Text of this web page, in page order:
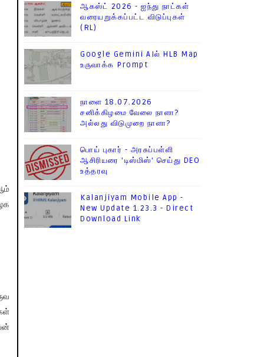
ஆகஸ்ட் 2026 - ஐந்து நாட்கள்
வரையறுக்கப்பட்ட விடுப்புகள்
(RL)
Google Gemini AIல் HLB Map
உருவாக்க Prompt
நாளை 18.07.2026
சனிக்கிழமை வேலை நாளா?
அல்லது விடுமுறை நாளா?
பொய் புகார் - அரசுப்பள்ளி
ஆசிரியரை 'டிஸ்மிஸ்' செய்து DEO
உத்தரவு
Kalanjiyam Mobile App -
New Update 1.23.3 - Direct
Download Link